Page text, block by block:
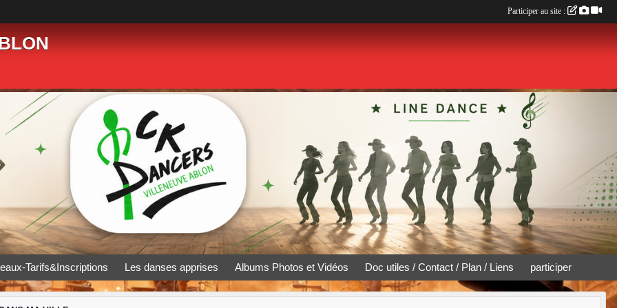
Tarifs&Inscriptions Les danses apprises Albums Photos et Vidéos Doc utiles / Contact / Plan / Liens participer
Participer au site :